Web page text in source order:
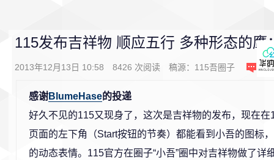
115发布吉祥物 顺应五行 多种形态的鹰
2013年12月13日 10:58 8426 次阅读 稿源：115吾圈子 0
感谢BlumeHase的投递
好久不见的115又现身了，这次是吉祥物的发布，现在在
页面的左下角（Start按钮的节奏）都能看到小吾的图标
的动态表情。115官方在圈子“小吾”圈中对吉祥物做了详